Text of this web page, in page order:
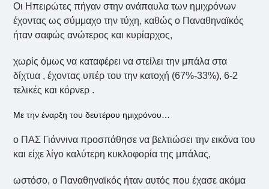
Οι Ηπειρώτες πήγαν στην ανάπαυλα των ημιχρόνων
έχοντας ως σύμμαχο την τύχη, καθώς ο Παναθηναϊκός
ήταν σαφώς ανώτερος και κυρίαρχος,
χωρίς όμως να καταφέρει να στείλει την μπάλα στα
δίχτυα , έχοντας υπέρ του την κατοχή (67%-33%), 6-2
τελικές και κόρνερ .
Με την έναρξη του δευτέρου ημιχρόνου…
ο ΠΑΣ Γιάννινα προσπάθησε να βελτιώσει την εικόνα του
και είχε λίγο καλύτερη κυκλοφορία της μπάλας,
ωστόσο, ο Παναθηναϊκός ήταν αυτός που έχασε ακόμα